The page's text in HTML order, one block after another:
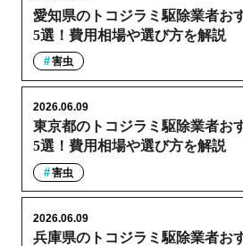
愛知県のトコジラミ駆除業者お
5選！費用相場や選び方を解説
害虫
東京都のトコジラミ駆除業者お
5選！費用相場や選び方を解説
2026.06.09
害虫
兵庫県のトコジラミ駆除業者お
2026.06.09